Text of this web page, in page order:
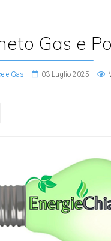
Gas e
e Gas 03 Luglio 2025